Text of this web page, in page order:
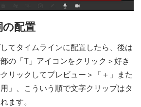
配置
てタイムラインに配置したら、後は
の「T」アイコンをクリック＞好き
リックしてプレビュー＞「＋」また
」、こういう順で文字クリップはタ
ます。